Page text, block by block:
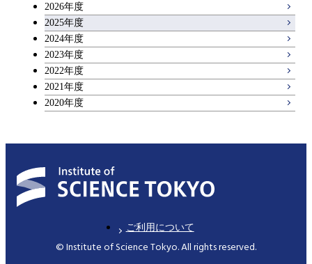
2026年度
2025年度
2024年度
2023年度
2022年度
2021年度
2020年度
ご利用について
© Institute of Science Tokyo. All rights reserved.